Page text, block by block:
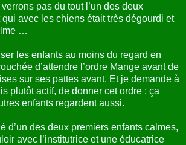
pas du tout l’un des deux
avec les chiens était très dégourdi et
…
les enfants au moins du regard en
d’attendre l’ordre Mange avant de
sur ses pattes avant. Et je demande à
plutôt actif, de donner cet ordre : ça
enfants regardent aussi.
d’un des deux premiers enfants calmes,
avec l’institutrice et une éducatrice